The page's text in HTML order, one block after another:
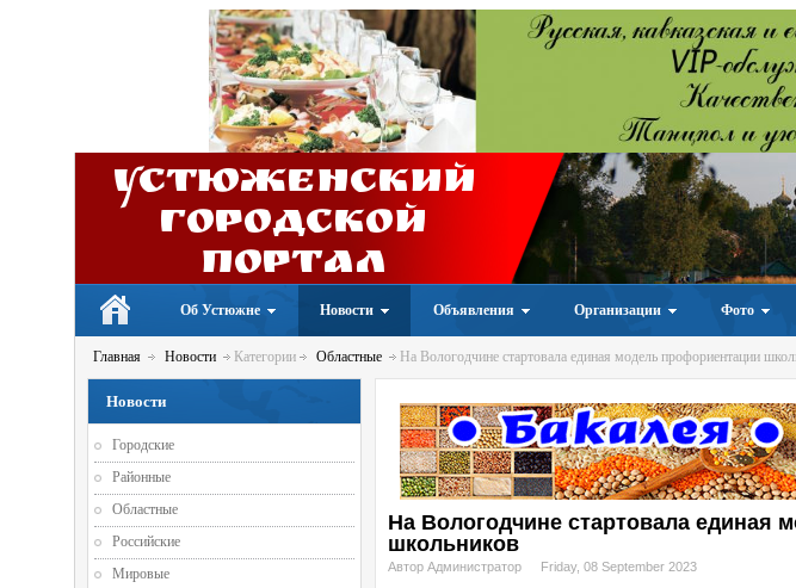
Устюженский
Городской
портал
Об Устюжне Новости Объявления Организации Фото
Главная Новости Категории Областные На Вологодчине стартовала единая модель профориентации
На Вологодчине стартовала единая
школьников
Автор Администратор Friday, 08 September 2023
Новости
Городские
Районные
Областные
Российские
Мировые